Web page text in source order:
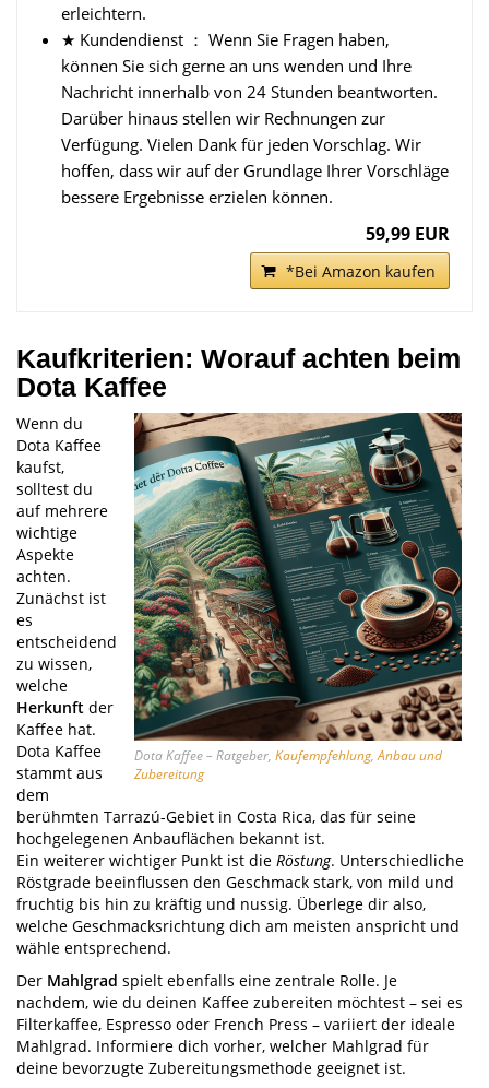
erleichtern.
★ Kundendienst ： Wenn Sie Fragen haben,
können Sie sich gerne an uns wenden und Ihre
Nachricht innerhalb von 24 Stunden beantworten.
Darüber hinaus stellen wir Rechnungen zur
Verfügung. Vielen Dank für jeden Vorschlag. Wir
hoffen, dass wir auf der Grundlage Ihrer Vorschläge
bessere Ergebnisse erzielen können.
59,99 EUR
*Bei Amazon kaufen
Kaufkriterien: Worauf achten beim
Dota Kaffee
Dota Kaffee – Ratgeber, Kaufempfehlung,Anbau und
Zubereitung
Wenn du
Dota Kaffee
kaufst,
solltest du
auf mehrere
wichtige
Aspekte
achten.
Zunächst ist
es
entscheidend
zu wissen,
welche
Herkunft der
Kaffee hat.
Dota Kaffee
stammt aus
dem
berühmten Tarrazú-Gebiet in Costa Rica, das für seine
hochgelegenen Anbauflächen bekannt ist.
Ein weiterer wichtiger Punkt ist die Röstung. Unterschiedliche
Röstgrade beeinflussen den Geschmack stark, von mild und
fruchtig bis hin zu kräftig und nussig. Überlege dir also,
welche Geschmacksrichtung dich am meisten anspricht und
wähle entsprechend.
Der Mahlgrad spielt ebenfalls eine zentrale Rolle. Je
nachdem, wie du deinen Kaffee zubereiten möchtest – sei es
Filterkaffee, Espresso oder French Press – variiert der ideale
Mahlgrad. Informiere dich vorher, welcher Mahlgrad für
deine bevorzugte Zubereitungsmethode geeignet ist.